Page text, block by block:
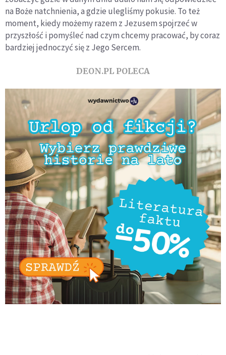
na Boże natchnienia, a gdzie ulegliśmy pokusie. To też
moment, kiedy możemy razem z Jezusem spojrzeć w
przyszłość i pomyśleć nad czym chcemy pracować, by coraz
bardziej jednoczyć się z Jego Sercem.
DEON.PL POLECA